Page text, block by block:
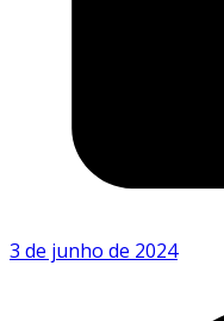
3 de junho de 2024